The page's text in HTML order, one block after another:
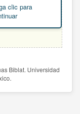
clic para
Biblat. Universidad